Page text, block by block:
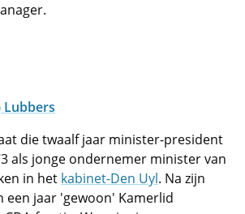
Lubbers
die twaalf jaar minister-president
als jonge ondernemer minister van
in het kabinet-Den Uyl. Na zijn
een jaar 'gewoon' Kamerlid